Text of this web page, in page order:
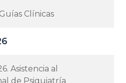
Clínicas
Asistencia al
de Psiquiatría